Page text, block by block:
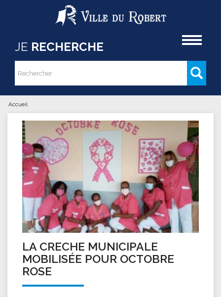
Aller au contenu principal
JE RECHERCHE
Formulaire de recherche
Rechercher
Vous êtes ici
Accueil
LA CRECHE MUNICIPALE
MOBILISÉE POUR OCTOBRE
ROSE